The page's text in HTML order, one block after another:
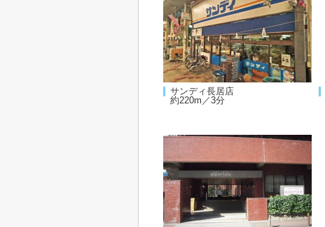
サンディ長居店
約220m／3分